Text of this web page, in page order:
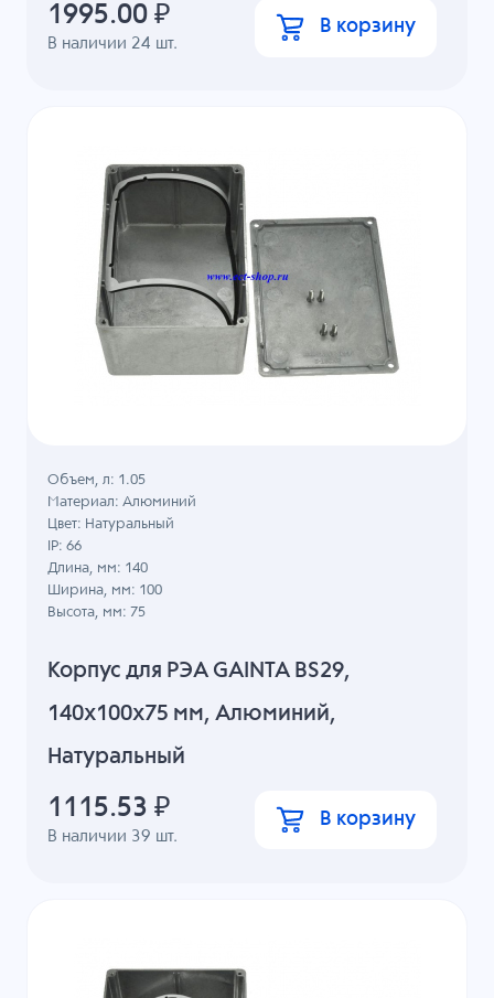
В наличии 24 шт.
1995.00 ₽ В корзину
Корпус для РЭА GAINTA BS29,
140x100x75 мм, Алюминий,
Натуральный
В наличии 39 шт.
Объем, л: 1.05
Материал: Алюминий
Цвет: Натуральный
IP: 66
Длина, мм: 140
Ширина, мм: 100
Высота, мм: 75
1115.53 ₽ В корзину